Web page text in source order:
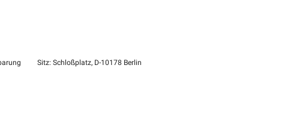
Sitz: Schloßplatz, D-10178 Berlin